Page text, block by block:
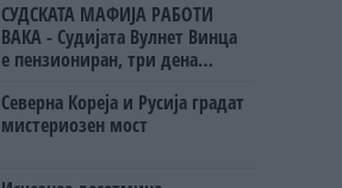
СУДСКАТА МАФИЈА РАБОТИ
ВАКА - Судијата Вулнет Винца
е пензиониран, три дена
на бизнисменот Марковски
Северна Кореја и Русија градат
мистериозен мост